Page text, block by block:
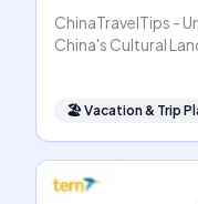
ChinaTravelTips -
China's Cultural
🏖Vacation & Trip